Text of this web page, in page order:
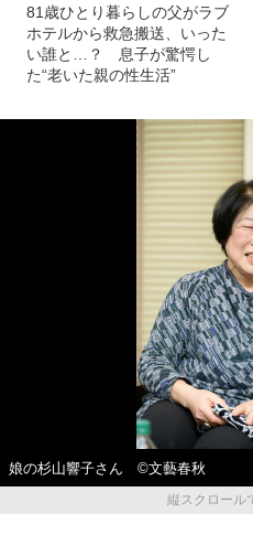
81歳ひとり暮らしの父がラブ
ホテルから救急搬送、いった
い誰と…？ 息子が驚愕し
た“老いた親の性生活”
娘の杉山響子さん ©文藝春秋
縦スクロール